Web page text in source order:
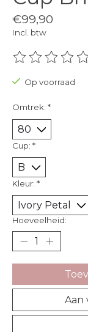
€99,90
Incl. btw
De
Op voorraad
Omtrek: *
Cup: *
Kleur: *
Hoeveelheid:
Aan